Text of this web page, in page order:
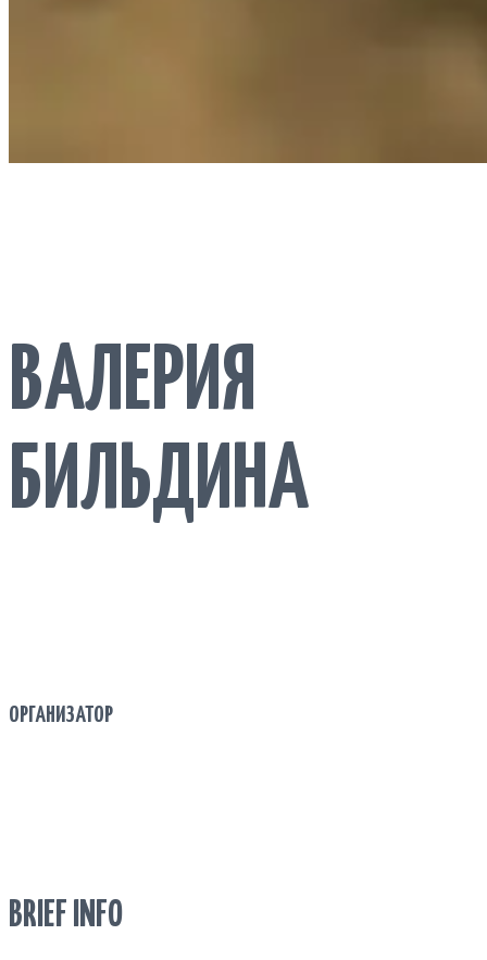
ВАЛЕРИЯ
БИЛЬДИНА
ОРГАНИЗАТОР
BRIEF INFO